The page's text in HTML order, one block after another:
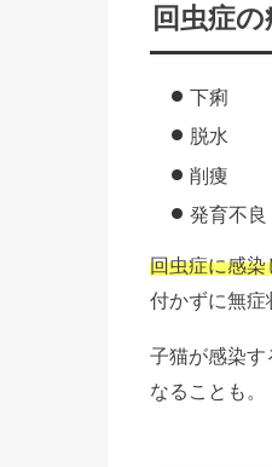
回虫症
下痢
脱水
削痩
発育不良
回虫症に感染
付かずに無症
子猫が感染す
なることも。